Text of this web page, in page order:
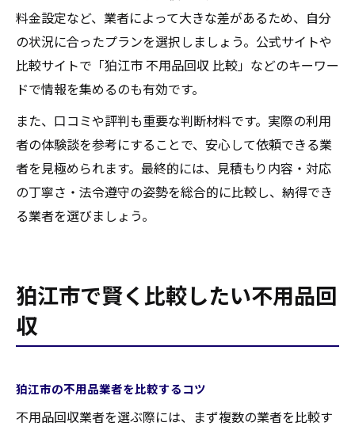
料金設定など、業者によって大きな差があるため、自分
の状況に合ったプランを選択しましょう。公式サイトや
比較サイトで「狛江市 不用品回収 比較」などのキーワー
ドで情報を集めるのも有効です。
また、口コミや評判も重要な判断材料です。実際の利用
者の体験談を参考にすることで、安心して依頼できる業
者を見極められます。最終的には、見積もり内容・対応
の丁寧さ・法令遵守の姿勢を総合的に比較し、納得でき
る業者を選びましょう。
狛江市で賢く比較したい不用品回
収
狛江市の不用品業者を比較するコツ
不用品回収業者を選ぶ際には、まず複数の業者を比較す